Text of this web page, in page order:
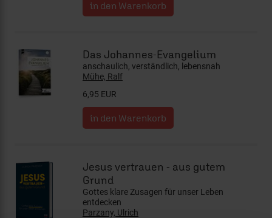
Das Johannes-Evangelium
anschaulich, verständlich, lebensnah
Mühe, Ralf
6,95 EUR
Jesus vertrauen - aus gutem
Grund
Gottes klare Zusagen für unser Leben
entdecken
Parzany, Ulrich